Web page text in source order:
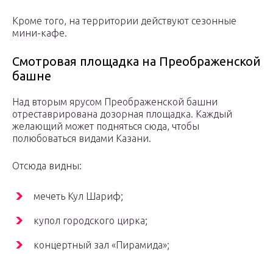
Кроме того, на территории действуют сезонные
мини-кафе.
Смотровая площадка на Преображенской
башне
Над вторым ярусом Преображенской башни
отреставрирована дозорная площадка. Каждый
желающий может подняться сюда, чтобы
полюбоваться видами Казани.
Отсюда видны:
мечеть Кул Шариф;
купол городского цирка;
концертный зал «Пирамида»;